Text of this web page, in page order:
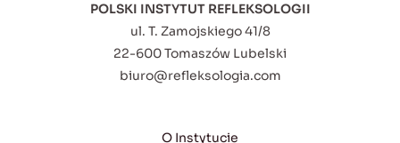
POLSKI INSTYTUT REFLEKSOLOGII
ul. T. Zamojskiego 41/8
22-600 Tomaszów Lubelski
biuro@refleksologia.com
O Instytucie